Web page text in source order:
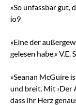
»So unfassbar gut,
io9
»Eine der
gelesen habe.« V.E.
»Seanan McGuire
und breit. Mit ›Der
dass ihr Herz